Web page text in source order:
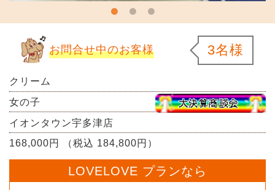
お問合せ中のお客様 3名様
クリーム
女の子
イオンタウン宇多津店
168,000円 （税込 184,800円）
LOVELOVE プランなら